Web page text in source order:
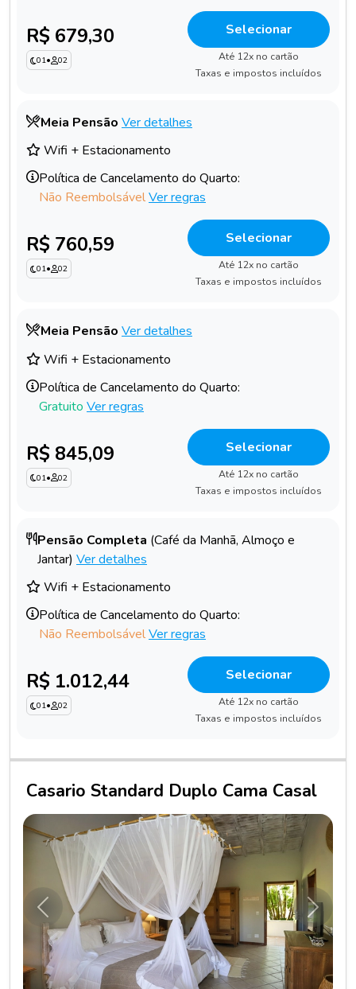
R$ 679,30
01• 02
Selecionar
Até 12x no cartão
Taxas e impostos incluídos
Meia Pensão Ver detalhes
Wifi + Estacionamento
Política de Cancelamento do Quarto:
Não ReembolsávelVer regras
R$ 760,59
01• 02
Selecionar
Até 12x no cartão
Taxas e impostos incluídos
Meia Pensão Ver detalhes
Wifi + Estacionamento
Política de Cancelamento do Quarto:
Gratuito Ver regras
R$ 845,09
01• 02
Selecionar
Até 12x no cartão
Taxas e impostos incluídos
Pensão Completa (Café da Manhã, Almoço e
Jantar) Ver detalhes
Wifi + Estacionamento
Política de Cancelamento do Quarto:
Não ReembolsávelVer regras
R$ 1.012,44
01• 02
Selecionar
Até 12x no cartão
Taxas e impostos incluídos
Casario Standard Duplo Cama Casal
Anterior